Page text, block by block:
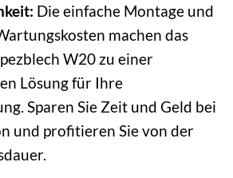
Die einfache Montage und
machen das
W20 zu einer
Lösung für Ihre
Sparen Sie Zeit und Geld bei
und profitieren Sie von der